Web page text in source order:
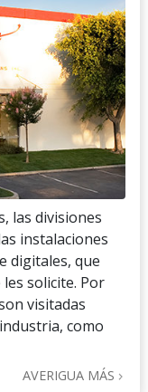
las divisiones
instalaciones
digitales, que
solicite. Por
visitadas
como
AVERIGUA MÁS